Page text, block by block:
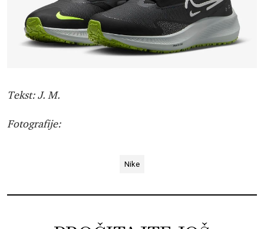
Tekst: J. M.
Fotografije:
Nike